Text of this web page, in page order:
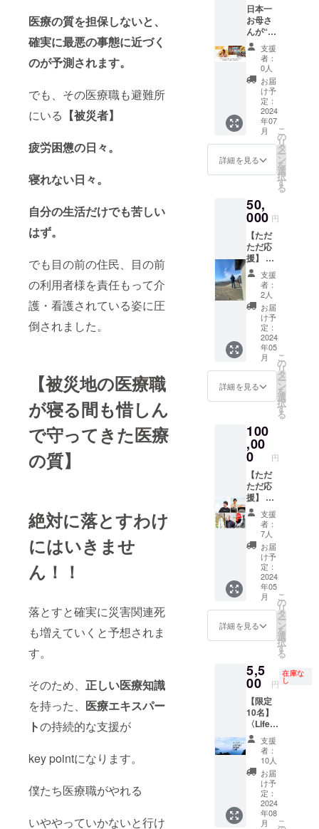
医療の質を担保しないと、
確実に最悪の事態に近づく
のが予測されます。
でも、その医療職も避難所
にいる 【被災者】
疲労困憊の日々。
寝れない日々。
自分の生活だけでも苦しい
はず。
でも目の前の住民、目の前
の利用者様を責任もって介
護・看護されている姿に圧
倒されました。
【被災地の医療職
が寝る間も惜しん
で守ってきた医療
の質】
絶対に落とすわけ
にはいきませ
ん！！
落とすと確実に災害関連死
も増えていくと予想されま
す。
そのため、 正しい医療知識
を持った、 医療エキスパー
トの持続的な支援が
key pointになります。
僕たち医療職がやれる
いややっていかないと行け
セルフ
リト
リート
創始
者、人
生のタ
イムマ
ネジメ
ント手
帳クリ
エイ
ティブ
ダイア
リープ
サーな
ど、3つ
の資格
制度と
Well-
beingを
テーマ
とした
オンラ
イン
ショッ
プ、オ
ンライ
ンサロ
ンの運
展開。
日本と
本を出
版。 ----
-----------
-----------
------ ・
収録時
間 120
分 ・提
供方
法：
メール
に動画
URLを
記載し
ます。
なの
で、ポ
ケット
は強い
強度を
求める
ものに
は対応
してい
ませ
ん。 鍵
やゴム
など軽
いもの
は可で
すが、
やペン
など、
硬くて
やや重
量があ
るもの
はお控
えくだ
さい。
サイ
ズ：
FREE
素材：
ポリエ
ステル
100％
カラー
のお写
真はそ
の商品
リンク
をご覧
くださ
い。 ①
ネイ
ビー：
https://
shop.yo
gafullm
oon.co
m/item
s/62807
692 ②
ライト
レー：
https://
shop.yo
gafullm
m/item
s/62807
337 ③
グレ
イッ
シュピ
ンク：
https://
shop.yo
gafullm
oon.co
m/item
s/62807
819 ④
トック
ス ・ス
トレッ
チ&ヨガ
・ヨガ
八支則
のヤ
マ・ニ
ヤマ ・
エクサ
サイズ
につい
て ・基
事の考
え方 ・
・おす
すめの
おやつ
・睡眠
&休養の
大切さ
・入浴
&セルフ
マッ
サージ
・デリ
ケート
ゾーン
と経皮
吸収に
MENU2
#MIND
容】 ・
自分の
価値観
を知る
・世間
や他人
に流さ
れない
自分に
なる ・
マイン
ドマッ
プ ・マ
ンダラ
チャー
ト ・直
感力を
過去の
清算 ・
コント
ロール
MENU3
#TIME
【内
容】 ・
優先順
位でス
ジュー
ルを振
り分け
る ・や
りたい
ことの
ルは、
コラボ
レート
を通じ
て、 人
に夢を
与え続
けてい
くソー
シャル
ビジネ
スコ
ミュニ
ティで
チャレ
ンジ
し、成
長し、
達成し
続ける
人が
次々と
集まる
コミュ
ニティ
を作り
続けま
す。 ワ
クセル
（主
催：嶋
waccel.
com/ ワ
クセル
コラム※
下記に
掲載さ
れます
https://
waccel.
com/col
umn/ 転
載先※ワ
クセル
コラム
に載る
と下記
に転載
されま
https://t
owner.j
p/brand
_chann
els/wac
cel ・実
施概
要 ワ
クセル
総合プ
ロ
デュー
サーと
30分の
zoom、
日本一
お母さ
んが“心
の底か
らくつ
ろげ
る”キャ
ンプ場
＼貸切
／ くつ
ろげる
メン
バーと
過ごす
最高な
キャン
験！ 自
然の中
で、心
も身体
も満た
そ
う！】
日本一
お子様
連れを
歓迎す
る完全
予約制
の 和歌
山県か
つらぎ
町 キャ
『くつ
ろぎた
いのも
山々』
なん
と、
OPEN
から１
年間で
Google
mapの
口コミ
All★★
★★★1
20件突
破！ く
つろげ
るのは
く・・
・・ お
母さん
も、お
父さん
も、子
どもた
ちも！
みんな
が心の
底から
くつろ
げる
キャン
支援
者：
0人
お届
け予
定：
2024
年07
月
詳細を見る
こ
の
リ
タ
ー
ン
を
選
択
す
る
50,
000 円
【ただ
ただ応
援】 御
礼の
メール
を送ら
せてい
ただき
ます。
支援
者：
2人
お届
け予
定：
2024
年05
月
詳細を見る
こ
の
リ
タ
ー
ン
を
選
択
す
る
100
,00
0 円
【ただ
ただ応
援】 御
礼の
メール
を送ら
せてい
ただき
ます。
支援
者：
7人
お届
け予
定：
2024
年05
月
詳細を見る
こ
の
リ
タ
ー
ン
を
選
択
す
る
5,5
00 円
在庫な
し
【限定
10名】
〈Lifest
yleDesi
gn.Cam
p〉 四
角大輔
人生デ
ザイン
学メ
ソッド
閲覧プ
支援
者：
10人
お届
け予
定：
2024
年08
月
こ